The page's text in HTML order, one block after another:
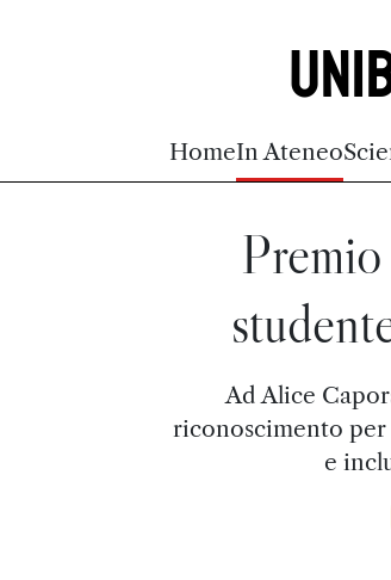
HomeIn Ateneo
Ad Alice
riconoscimento
e